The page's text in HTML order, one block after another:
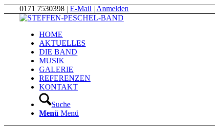
0171 7530398 |E-Mail | Anmelden
HOME
AKTUELLES
DIE BAND
MUSIK
GALERIE
REFERENZEN
KONTAKT
Suche
Menü Menü